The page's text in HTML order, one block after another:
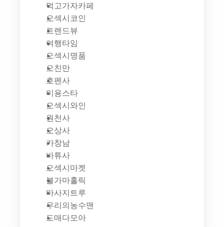
먹고가자카페
오섹시코인
트렌드뷰
여행타임
오섹시명품
오친만
호펜사
미용스타
오섹시와인
원천사
오상사
카창남
바튜사
오섹시마켓
불가마홀릭
마사지트루
우리의농수맨
도매다모아